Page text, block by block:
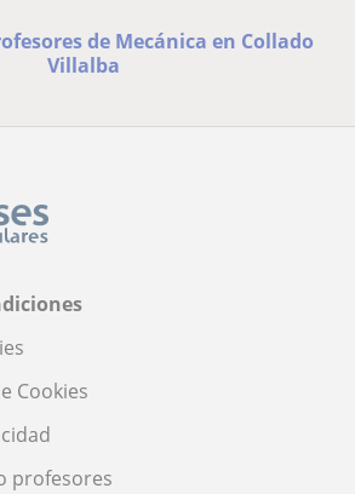
de Mecánica en Collado
Villalba
Cookies
profesores